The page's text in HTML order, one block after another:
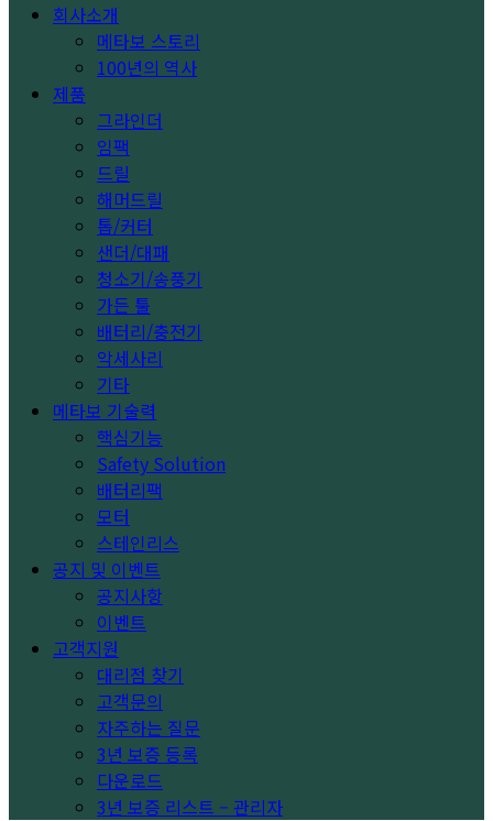
회사소개
메타보 스토리
100년의 역사
제품
그라인더
임팩
드릴
해머드릴
톱/커터
샌더/대패
청소기/송풍기
가든 툴
배터리/충전기
악세사리
기타
메타보 기술력
핵심기능
Safety Solution
배터리팩
모터
스테인리스
공지 및 이벤트
공지사항
이벤트
고객지원
대리점 찾기
고객문의
자주하는 질문
3년 보증 등록
다운로드
3년 보증 리스트 – 관리자